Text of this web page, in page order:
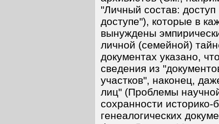
"Личный состав:
доступе"), которые в
вынуждены
личной (семейной)
документах указано,
сведения из
участков", наконец,
лиц" (Проблемы
сохранности историко-
генеалогических